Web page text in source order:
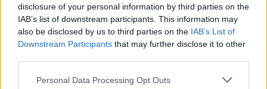
disclosure of your personal information by third parties on the
IAB’s list of downstream participants. This information may
also be disclosed by us to third parties on the IAB’s List of
Downstream Participants that may further disclose it to other
Please note that this website/app uses one or more Google
Personal Data Processing Opt Outs
Πλέον, ο Ολυμπιακός
για την 38η και τελευταία
αγωνιστική, θα υποδεχθεί στοΣΕΦτηνΑρμάνι Μιλάνο
την Πέμπτη (16/4, 21:15).